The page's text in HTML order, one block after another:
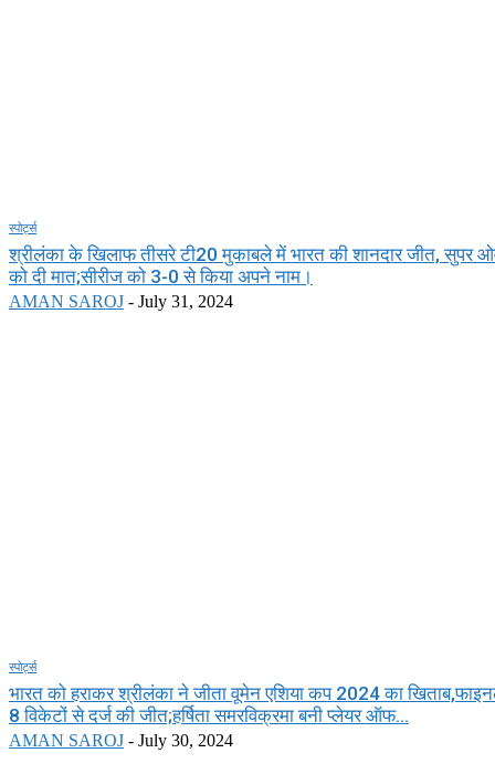
स्पोर्ट्स
श्रीलंका के खिलाफ तीसरे टी20 मुकाबले में भारत की शानदार जीत, सुपर
को दी मात;सीरीज को 3-0 से किया अपने नाम।
AMAN SAROJ - July 31, 2024
स्पोर्ट्स
भारत को हराकर श्रीलंका ने जीता वूमेन एशिया कप 2024 का
8 विकेटों से दर्ज की जीत;हर्षिता समरविक्रमा बनी प्लेयर ऑफ...
AMAN SAROJ - July 30, 2024